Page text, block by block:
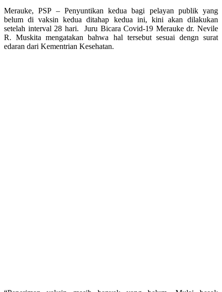
Merauke, PSP – Penyuntikan kedua bagi pelayan publik yang
belum di vaksin kedua ditahap kedua ini, kini akan dilakukan
setelah interval 28 hari. Juru Bicara Covid-19 Merauke dr. Nevile
R. Muskita mengatakan bahwa hal tersebut sesuai dengn surat
edaran dari Kementrian Kesehatan.